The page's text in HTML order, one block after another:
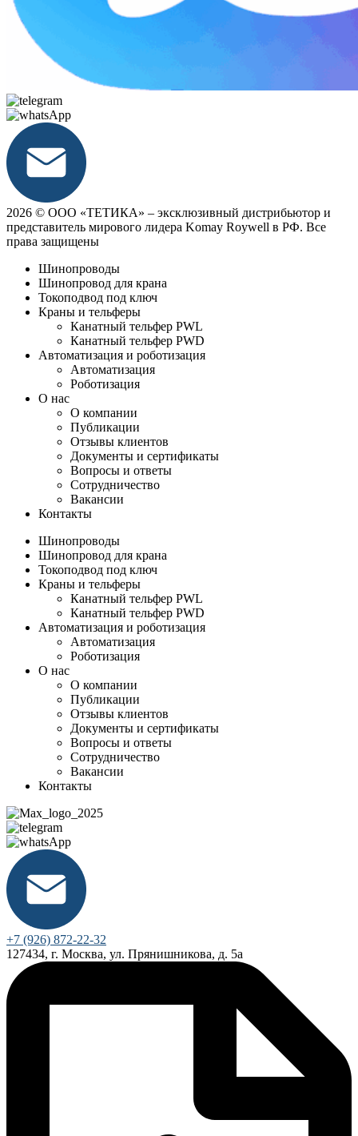
2026 © ООО «ТЕТИКА» ‒ эксклюзивный дистрибьютор и
представитель мирового лидера Komay Roywell в РФ. Все
права защищены
Шинопроводы
Шинопровод для крана
Токоподвод под ключ
Краны и тельферы
Канатный тельфер PWL
Канатный тельфер PWD
Автоматизация и роботизация
Автоматизация
Роботизация
О нас
О компании
Публикации
Отзывы клиентов
Документы и сертификаты
Вопросы и ответы
Сотрудничество
Вакансии
Контакты
Шинопроводы
Шинопровод для крана
Токоподвод под ключ
Краны и тельферы
Канатный тельфер PWL
Канатный тельфер PWD
Автоматизация и роботизация
Автоматизация
Роботизация
О нас
О компании
Публикации
Отзывы клиентов
Документы и сертификаты
Вопросы и ответы
Сотрудничество
Вакансии
Контакты
+7 (926) 872-22-32
127434, г. Москва, ул. Прянишникова, д. 5а